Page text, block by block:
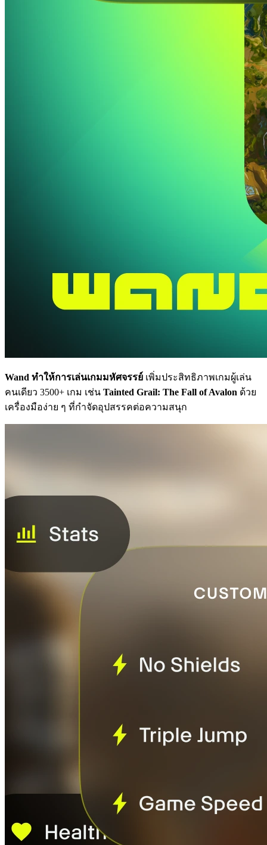
Wand ทำให้การเล่นเกมมหัศจรรย์ เพิ่มประสิทธิภาพเกมผู้เล่น
คนเดียว 3500+ เกม เช่น Tainted Grail: The Fall of Avalon ด้วย
เครื่องมือง่าย ๆ ที่กำจัดอุปสรรคต่อความสนุก